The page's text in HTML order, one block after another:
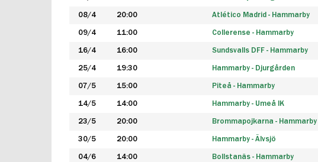
08/4 20:00 Atlético Madrid - Hammarby
09/4 11:00 Collerense - Hammarby
16/4 16:00 Sundsvalls DFF - Hammarby
25/4 19:30 Hammarby - Djurgården
07/5 15:00 Piteå - Hammarby
14/5 14:00 Hammarby - Umeå IK
23/5 20:00 Brommapojkarna - Hammarby
30/5 20:00 Hammarby - Älvsjö
04/6 14:00 Bollstanäs - Hammarby